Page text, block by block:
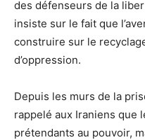
des défenseurs de la
insiste sur le fait que
construire sur le
d’oppression.
Depuis les murs de la
rappelé aux Iraniens que
prétendants au pouvoir,